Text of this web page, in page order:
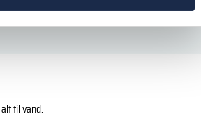
til vand.